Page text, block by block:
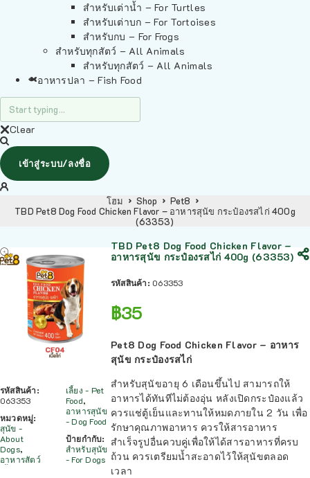
สำหรับเต่าน้ำ – For Turtles
สำหรับเต่าบก – For Tortoises
สำหรับกบ – For Frogs
สำหรับทุกสัตว์ – All Animals
สำหรับทุกสัตว์ – All Animals
อาหารปลา – Fish Food
Clear
เข้าสู่ระบบ/ลงชื่อ
โฮม Shop
Pet8
TBD Pet8 Dog Food Chicken Flavor – อาหารสุนัข กระป๋องรสไก่ 400g
(63353)
รหัสสินค้า:
063353
หมวดหมู่:
สุนัข -
About
Dogs,
อาหารสัตว์
เลี้ยง - Pet
Food,
อาหารสุนัข
- Dog Food
ป้ายกำกับ:
สำหรับสุนัข
- For Dogs
TBD Pet8 Dog Food Chicken Flavor –
อาหารสุนัข กระป๋องรสไก่ 400g (63353)
รหัสสินค้า: 063353
฿35
Pet8 Dog Food Chicken Flavor – อาหาร
สุนัข กระป๋องรสไก่
สำหรับสุนัขอายุ 6 เดือนขึ้นไป สามารถให้
อาหารได้ทันทีไม่ต้องอุ่น หลังเปิดกระป๋องแล้ว
ควรแช่ตู้เย็นและทานให้หมดภายใน 2 วัน เพื่อ
รักษาคุณภาพอาหาร ควรให้สารอาหาร
สำเร็จรูปอื่นควบคู่เพื่อให้ได้สารอาหารที่ครบ
ถ้วน ควรเตรียมน้ำสะอาดไว้ให้สุนัขตลอด
เวลา